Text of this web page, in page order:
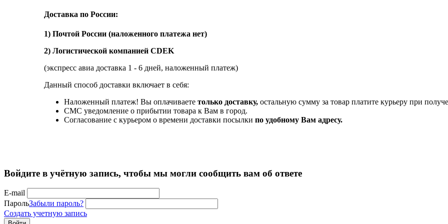
Доставка по России:
1) Почтой России (наложенного платежа нет)
2) Логистической компанией CDEK
(экспресс авиа доставка 1 - 6 дней, наложенный платеж)
Данный способ доставки включает в себя:
Наложенный платеж! Вы оплачиваете только доставку, остальную сумму за товар платите курьеру при
СМС уведомление о прибытии товара к Вам в город.
Согласование с курьером о времени доставки посылки по удобному Вам адресу.
Войдите в учётную запись, чтобы мы могли сообщить вам об ответе
E-mail
ПарольЗабыли пароль?
Создать учетную запись